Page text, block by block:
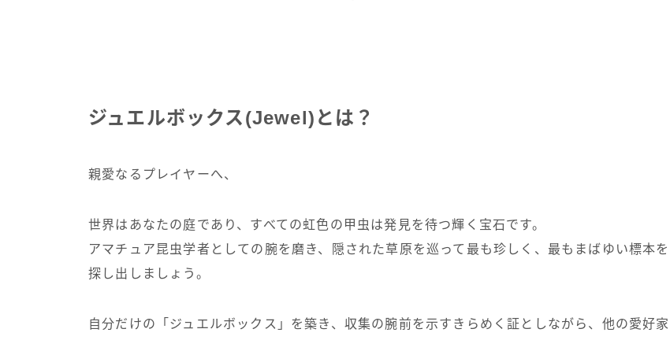
ジュエルボックス(Jewel)とは？
親愛なるプレイヤーへ、
世界はあなたの庭であり、すべての虹色の甲虫は発見を待つ輝く宝石です。
アマチュア昆虫学者としての腕を磨き、隠された草原を巡って最も珍しく、最もまばゆい標本を
探し出しましょう。
自分だけの「ジュエルボックス」を築き、収集の腕前を示すきらめく証としながら、他の愛好家